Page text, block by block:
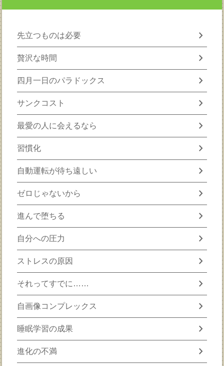
先立つものは必要 chevron_right
贅沢な時間 chevron_right
四月一日のパラドックス chevron_right
サンクコスト chevron_right
最愛の人に会えるなら chevron_right
習慣化 chevron_right
自動運転が待ち遠しい chevron_right
ゼロじゃないから chevron_right
進んで堕ちる chevron_right
自分への圧力 chevron_right
ストレスの原因 chevron_right
それってすでに…… chevron_right
自画像コンプレックス chevron_right
睡眠学習の成果 chevron_right
進化の不満 chevron_right